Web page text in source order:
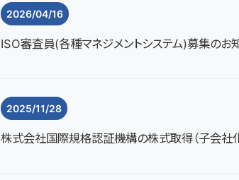
2026/04/16
ISO審査員(各種マネジメントシステム)募集のお
2025/11/28
株式会社国際規格認証機構の株式取得（子会社